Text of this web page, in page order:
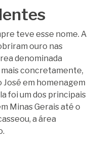
teve esse nome. A
ouro nas
denominada
mais concretamente,
José em homenagem
foi um dos principais
Minas Gerais até o
a área